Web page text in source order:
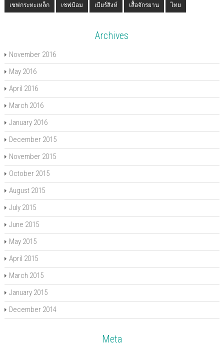
เชฟกระทะเหล็ก เชฟป้อม เบียร์สิงห์ เสื้อจักรยาน ไทย
Archives
November 2016
May 2016
April 2016
March 2016
January 2016
December 2015
November 2015
October 2015
August 2015
July 2015
June 2015
May 2015
April 2015
March 2015
January 2015
December 2014
Meta